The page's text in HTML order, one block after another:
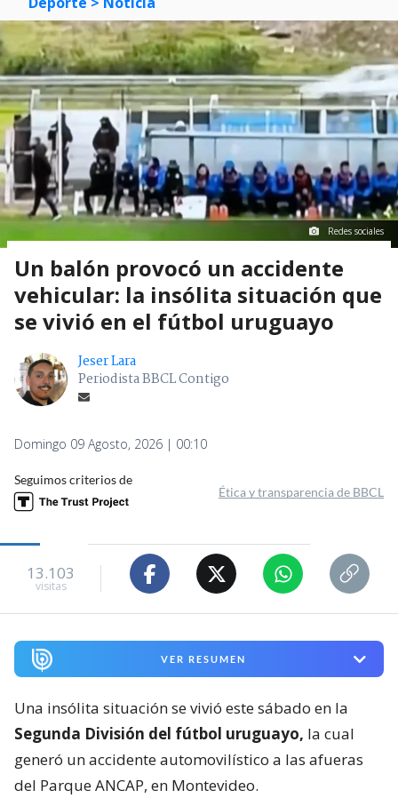
Redes sociales
Un balón provocó un accidente
vehicular: la insólita situación que
se vivió en el fútbol uruguayo
Jeser Lara
Periodista BBCL Contigo
Domingo 09 Agosto, 2026 | 00:10
Seguimos criterios de
Ética y transparencia de BBCL
13.103
visitas
VER RESUMEN
Una insólita situación se vivió este sábado en la
Segunda División del fútbol uruguayo, la cual
generó un accidente automovilístico a las afueras
del Parque ANCAP, en Montevideo.